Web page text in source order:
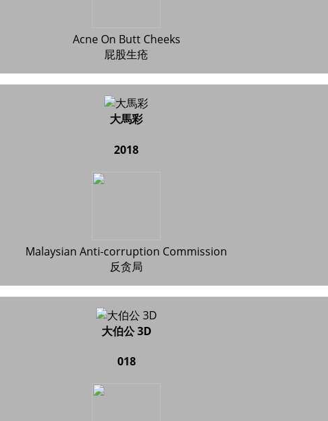
Acne On Butt Cheeks
屁股生疮
大馬彩
2018
Malaysian Anti-corruption Commission
反贪局
大伯公 3D
018